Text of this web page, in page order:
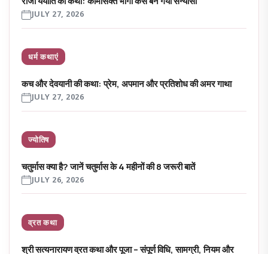
JULY 27, 2026
धर्म कथाएं
कच और देवयानी की कथा: प्रेम, अपमान और प्रतिशोध की अमर गाथा
JULY 27, 2026
ज्योतिष
चतुर्मास क्या है? जानें चतुर्मास के 4 महीनों की 8 जरूरी बातें
JULY 26, 2026
व्रत कथा
श्री सत्यनारायण व्रत कथा और पूजा – संपूर्ण विधि, सामग्री, नियम और